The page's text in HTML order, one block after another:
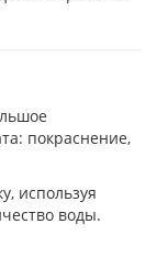
покраснение,
используя
воды.